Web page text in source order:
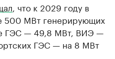
, что к 2029 году в
500 МВт генерирующих
ГЭС — 49,8 МВт, ВИЭ —
ГЭС — на 8 МВт